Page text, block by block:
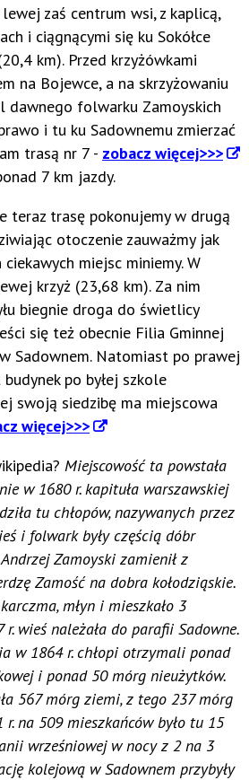
zaś centrum wsi, z kaplicą,
i ciągnącymi się ku Sokółce
km). Przed krzyżówkami
na Bojewce, a na skrzyżowaniu
dawnego folwarku Zamoyskich
i tu ku Sadownemu zmierzać
trasą nr 7 - zobacz więcej>>>
7 km jazdy.
teraz trasę pokonujemy w drugą
otoczenie zauważmy jak
miejsc miniemy. W
krzyż (23,68 km). Za nim
biegnie droga do świetlicy
się też obecnie Filia Gminnej
Sadownem. Natomiast po prawej
po byłej szkole
swoją siedzibę ma miejscowa
więcej>>>
Miejscowość ta powstała
w 1680 r. kapituła warszawskiej
tu chłopów, nazywanych przez
i folwark były częścią dóbr
Zamoyski zamienił z
Zamość na dobra kołodziąskie.
młyn i mieszkało 3
wieś należała do parafii Sadowne.
w 1864 r. chłopi otrzymali ponad
i ponad 50 mórg nieużytków.
567 mórg ziemi, z tego 237 mórg
r. na 509 mieszkańców było tu 15
wrześniowej w nocy z 2 na 3
kolejową w Sadownem przybyły